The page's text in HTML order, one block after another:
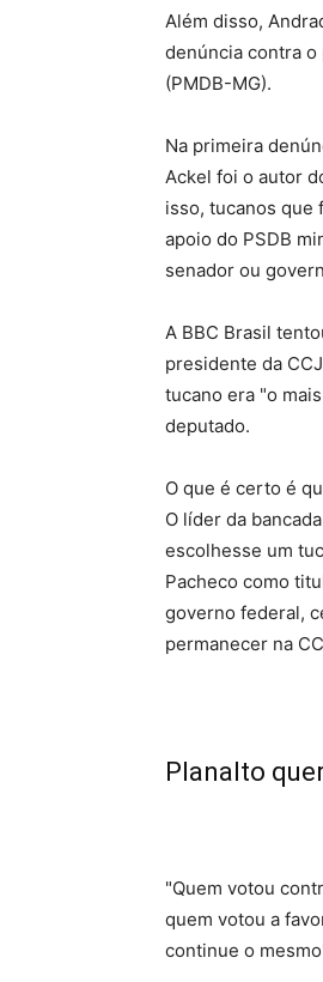
Além disso,
denúncia contra o
(PMDB-MG).
Na primeira
Ackel foi o autor
isso, tucanos que
apoio do PSDB
senador ou
A BBC Brasil
presidente da
tucano era "o
deputado.
O que é certo é
O líder da
escolhesse um
Pacheco como
governo federal,
permanecer na
Planalto
"Quem votou
quem votou a
continue o